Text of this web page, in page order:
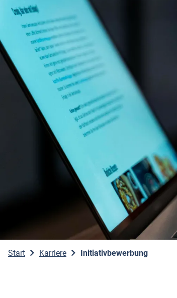
Start Karriere Initiativbewerbung